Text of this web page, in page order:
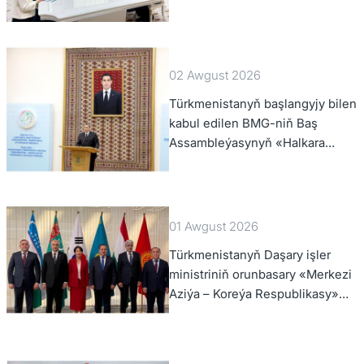
02 Awgust 2026
Türkmenistanyň başlangyjy bilen
kabul edilen BMG-niň Baş
Assambleýasynyň «Halkara
01 Awgust 2026
Türkmenistanyň Daşary işler
ministriniň orunbasary «Merkezi
Aziýa – Koreýa Respublikasy»
hyzmatdaşlyk forumynyň ýokary